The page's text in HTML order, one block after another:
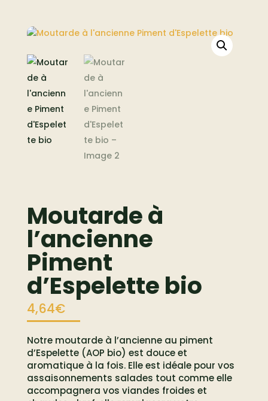
Moutarde à
l’ancienne
Piment
d’Espelette bio
4,64€
Notre moutarde à l’ancienne au piment
d’Espelette (AOP bio) est douce et
aromatique à la fois. Elle est idéale pour vos
assaisonnements salades tout comme elle
accompagnera vos viandes froides et